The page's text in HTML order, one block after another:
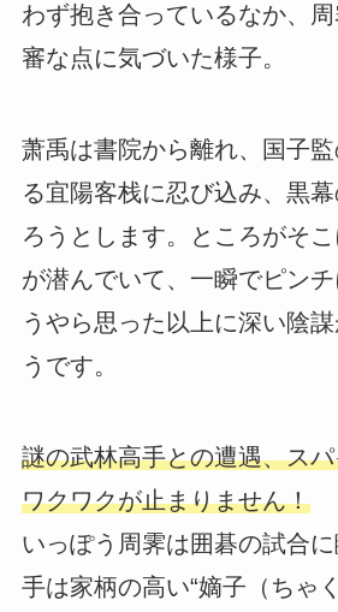
わず抱き合っているなか、
審な点に気づいた様子。
萧禹は書院から離れ、国子
る宜陽客栈に忍び込み、黒
ろうとします。ところがそ
が潜んでいて、一瞬でピン
うやら思った以上に深い陰
うです。
謎の武林高手との遭遇、ス
ワクワクが止まりません！
いっぽう周霁は囲碁の試合
手は家柄の高い“嫡子（ちゃ